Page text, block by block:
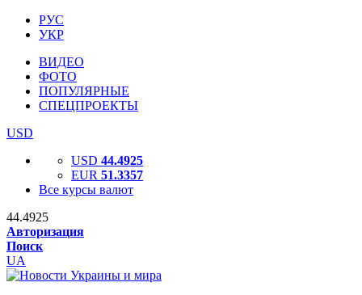
РУС
УКР
ВИДЕО
ФОТО
ПОПУЛЯРНЫЕ
СПЕЦПРОЕКТЫ
USD
USD 44.4925
EUR 51.3357
Все курсы валют
44.4925
Авторизация
Поиск
UA